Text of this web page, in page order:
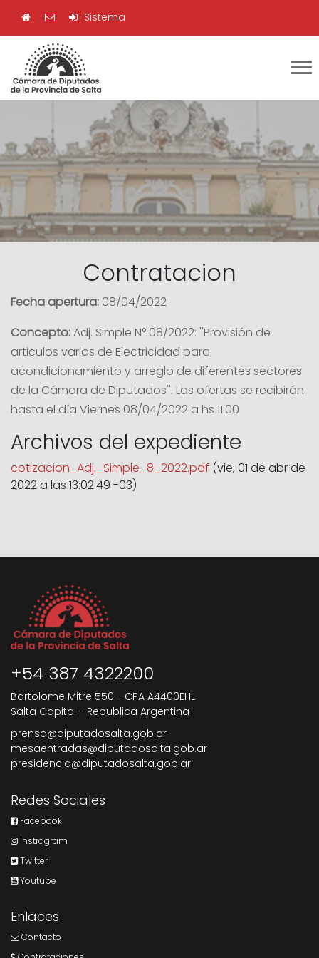
Sistema
Contratacion
Fecha apertura: 08/04/2022
Concepto:Adj. Simple N° 08/2022: ''Provisión de
articulos varios de Electricidad para
acondicionamiento y arreglo de diferentes sectores
de la Cámara de Diputados''. Las ofertas se recibirán
hasta el día Viernes 08/04/2022 a hs 11:00
Archivos del expediente
cotizacion_Adj._Simple_8_2022.pdf (vie, 01 de abr de
2022 a las 13:02:49 -03)
+54 387 4322200
Bartolome Mitre 550 - CPA A4400EHL
Salta Capital - Republica Argentina
prensa@diputadosalta.gob.ar
mesaentradas@diputadosalta.gob.ar
presidencia@diputadosalta.gob.ar
Redes Sociales
Facebook
Instragram
Twitter
Youtube
Enlaces
Contacto